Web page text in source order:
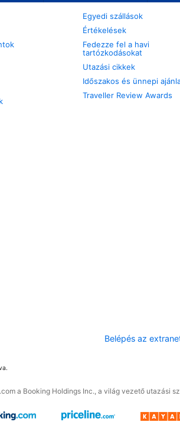
Egyedi szállások
Értékelések
Fedezze fel a havi
tartózkodásokat
Utazási cikkek
Időszakos és ünnepi
Traveller Review Awards
Belépés az
a Booking Holdings Inc., a világ vezető utazási